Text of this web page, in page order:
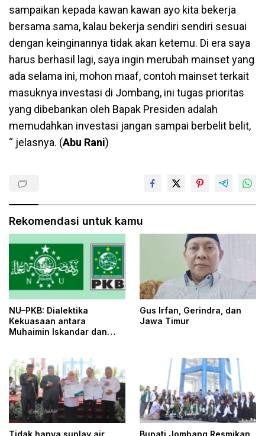
sampaikan kepada kawan kawan ayo kita bekerja
bersama sama, kalau bekerja sendiri sendiri sesuai
dengan keinginannya tidak akan ketemu. Di era saya
harus berhasil lagi, saya ingin merubah mainset yang
ada selama ini, mohon maaf, contoh mainset terkait
masuknya investasi di Jombang, ini tugas prioritas
yang dibebankan oleh Bapak Presiden adalah
memudahkan investasi jangan sampai berbelit belit,
“ jelasnya. (Abu Rani)
Rekomendasi untuk kamu
NU–PKB: Dialektika
Kekuasaan antara
Muhaimin Iskandar dan
Gus Irfan, Gerindra, dan
Jawa Timur